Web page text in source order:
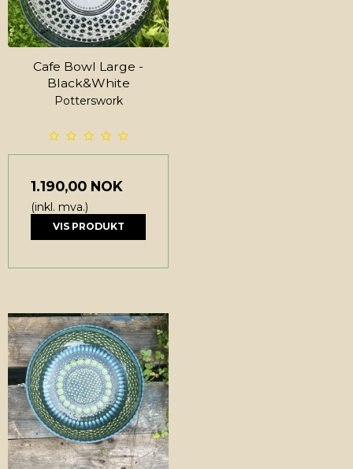
Cafe Bowl Large -
Black&White
Potterswork
1.190,00 NOK
(inkl. mva.)
VIS PRODUKT